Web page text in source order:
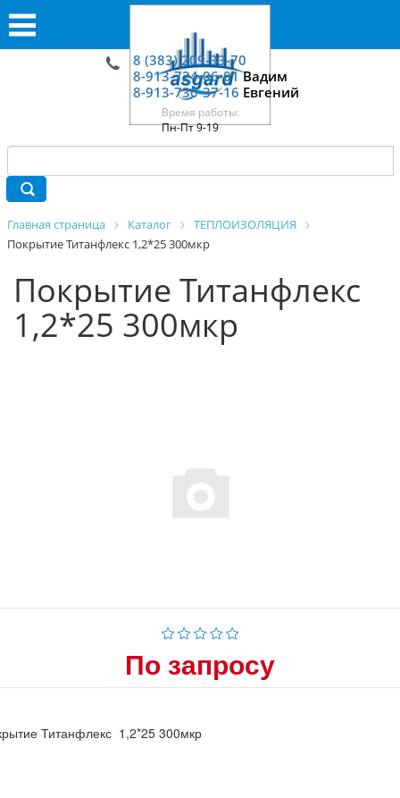
8 (383) 209-33-70
8-913-724-06-01Вадим
8-913-730-37-16 Евгений
Время работы:
Пн-Пт 9-19
Главная страница Каталог
ТЕПЛОИЗОЛЯЦИЯ
Покрытие Титанфлекс 1,2*25 300мкр
Покрытие Титанфлекс
1,2*25 300мкр
По запросу
Титанфлекс 1,2*25 300мкр